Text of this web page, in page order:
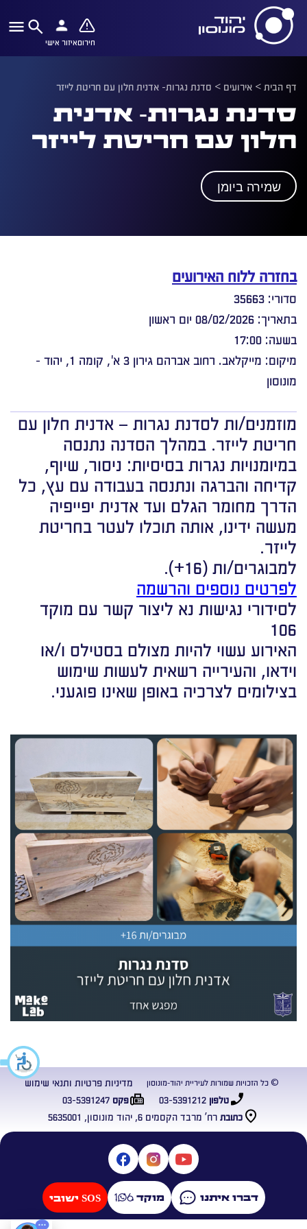
חירוםאיזור אישי
דף הבית> אירועים > סדנת נגרות- אדנית חלון עם חריטת לייזר
סדנת נגרות- אדנית
חלון עם חריטת לייזר
שמירה ביומן
בחזרה ללוח האירועים
סדורי: 35663
בתאריך: 08/02/2026 יום ראשון
בשעה: 17:00
מיקום: מייקלאב. רחוב אברהם גירון 3 א', קומה 1, יהוד -
מונוסון
מוזמנים/ות לסדנת נגרות – אדנית חלון עם
חריטת לייזר. במהלך הסדנה נתנסה
במיומנויות נגרות בסיסיות: ניסור, שיוף,
קדיחה והברגה ונתנסה בעבודה עם עץ, כל
הדרך מחומר הגלם ועד אדנית יפייפיה
מעשה ידינו, אותה תוכלו לעטר בחריטת
לייזר.
למבוגרים/ות (16+).
לפרטים נוספים והרשמה
לסידורי נגישות נא ליצור קשר עם מוקד
106
האירוע עשוי להיות מצולם בסטילס ו/או
וידאו, והעירייה רשאית לעשות שימוש
בצילומים לצרכיה באופן שאינו פוגעני.
כתובת רח’ מרבד הקסמים 6, יהוד מונוסון, 5635001
טלפון03-5391212 פקס03-5391247
© כל הזכויות שמורות לעיריית יהוד-מונוסון מדיניות פרטיות ותנאי שימוש
דברו איתנו מוקד SOS ישובי